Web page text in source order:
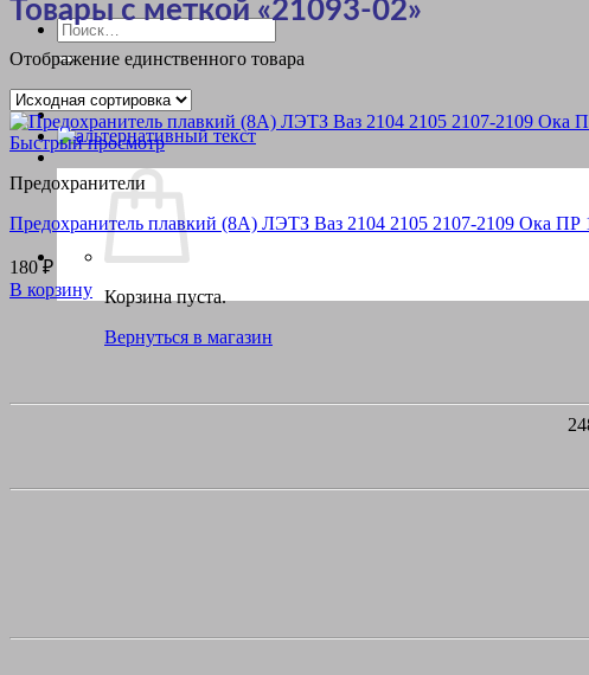
Искать:
Корзина пуста.
Вернуться в магазин
Товары с меткой «21093-02»
Отображение единственного товара
Быстрый просмотр
Предохранители
Предохранитель плавкий (8А) ЛЭТЗ Ваз 2104 2105 2107-2109 Ока ПР
180₽
В корзину